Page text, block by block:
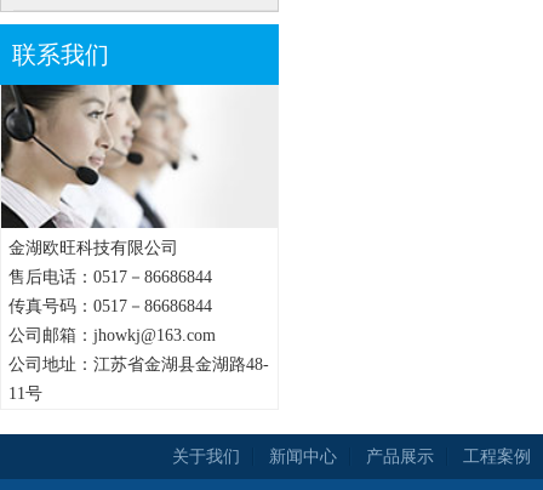
联系我们
金湖欧旺科技有限公司
售后电话：0517－86686844
传真号码：0517－86686844
公司邮箱：jhowkj@163.com
公司地址：江苏省金湖县金湖路48-
11号
关于我们 新闻中心 产品展示 工程案例